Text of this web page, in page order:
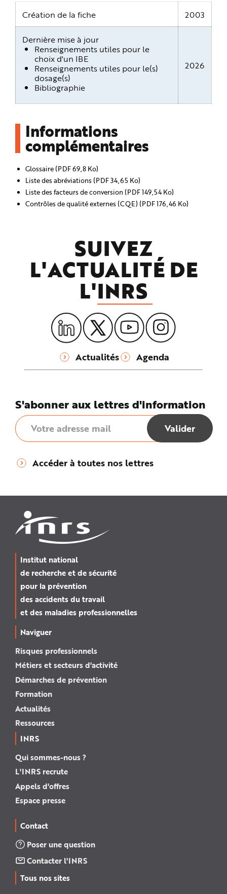
Création de la fiche 2003
Dernière mise à jour
Renseignements utiles pour le
choix d'un IBE
Renseignements utiles pour le(s)
dosage(s)
Bibliographie
2026
Informations
complémentaires
Glossaire (PDF 69,8 Ko)
Liste des abréviations (PDF 34,65 Ko)
Liste des facteurs de conversion (PDF 149,54 Ko)
Contrôles de qualité externes (CQE) (PDF 176,46 Ko)
SUIVEZ
L'ACTUALITÉ DE
L'INRS
Actualités Agenda
S'abonner aux lettres d'information
Accéder à toutes nos lettres
Institut national
de recherche et de sécurité
pour la prévention
des accidents du travail
et des maladies professionnelles
Naviguer
Risques professionnels
Métiers et secteurs d'activité
Démarches de prévention
Formation
Actualités
Ressources
INRS
Qui sommes-nous ?
L'INRS recrute
Appels d'offres
Espace presse
Contact
Poser une question
Contacter l'INRS
Tous nos sites